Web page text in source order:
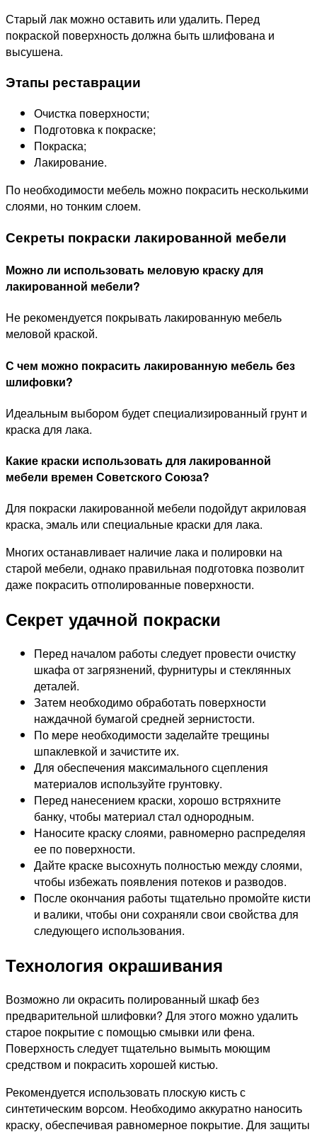
Старый лак можно оставить или удалить. Перед
покраской поверхность должна быть шлифована и
высушена.
Этапы реставрации
Очистка поверхности;
Подготовка к покраске;
Покраска;
Лакирование.
По необходимости мебель можно покрасить несколькими
слоями, но тонким слоем.
Секреты покраски лакированной мебели
Можно ли использовать меловую краску для
лакированной мебели?
Не рекомендуется покрывать лакированную мебель
меловой краской.
С чем можно покрасить лакированную мебель без
шлифовки?
Идеальным выбором будет специализированный грунт и
краска для лака.
Какие краски использовать для лакированной
мебели времен Советского Союза?
Для покраски лакированной мебели подойдут акриловая
краска, эмаль или специальные краски для лака.
Многих останавливает наличие лака и полировки на
старой мебели, однако правильная подготовка позволит
даже покрасить отполированные поверхности.
Секрет удачной покраски
Перед началом работы следует провести очистку
шкафа от загрязнений, фурнитуры и стеклянных
деталей.
Затем необходимо обработать поверхности
наждачной бумагой средней зернистости.
По мере необходимости заделайте трещины
шпаклевкой и зачистите их.
Для обеспечения максимального сцепления
материалов используйте грунтовку.
Перед нанесением краски, хорошо встряхните
банку, чтобы материал стал однородным.
Наносите краску слоями, равномерно распределяя
ее по поверхности.
Дайте краске высохнуть полностью между слоями,
чтобы избежать появления потеков и разводов.
После окончания работы тщательно промойте кисти
и валики, чтобы они сохраняли свои свойства для
следующего использования.
Технология окрашивания
Возможно ли окрасить полированный шкаф без
предварительной шлифовки? Для этого можно удалить
старое покрытие с помощью смывки или фена.
Поверхность следует тщательно вымыть моющим
средством и покрасить хорошей кистью.
Рекомендуется использовать плоскую кисть с
синтетическим ворсом. Необходимо аккуратно наносить
краску, обеспечивая равномерное покрытие. Для защиты